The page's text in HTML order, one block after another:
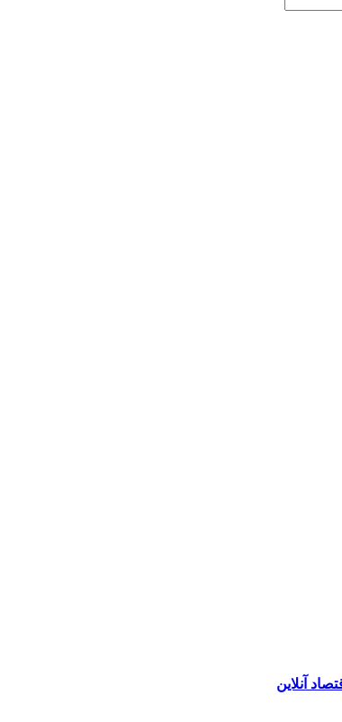
آنلاین